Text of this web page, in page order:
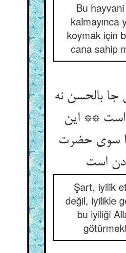
Bu
kalmayınca
koymak için
cana sahip
بالحسن نه
** این
سوی حضرت
است‏
Şart, iyilik
değil, iyilikle
bu iyiliği